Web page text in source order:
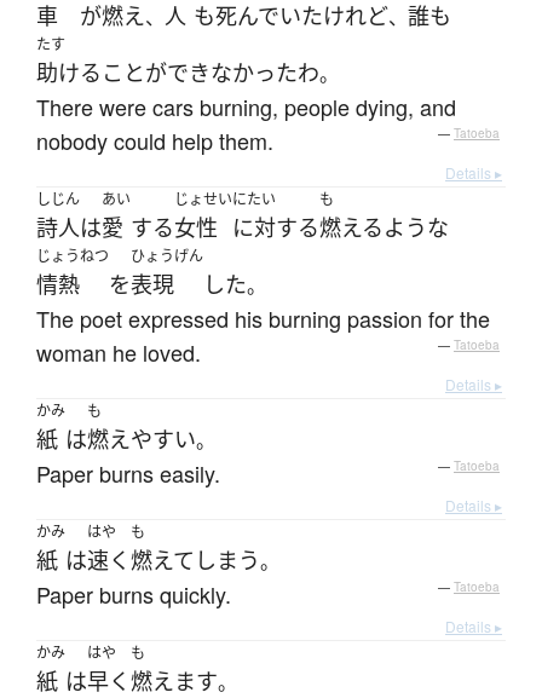
車 が燃え、 人 も死んでいたけれど、 誰も
たす
助ける ことができなかったわ。
There were cars burning, people dying, and
nobody could help them.
— Tatoeba
Details ▸
しじん
詩人は
あい
愛 する
じょせい
女性
にたい
に対する
も
燃えるような
じょうねつ
情熱 を
ひょうげん
表現 した。
The poet expressed his burning passion for the
woman he loved.
— Tatoeba
Details ▸
かみ
紙 は
も
燃えやすい。
Paper burns easily. — Tatoeba
Details ▸
かみ
紙 は
はや
速く
も
燃えて しまう。
Paper burns quickly. — Tatoeba
Details ▸
かみ
紙 は
はや
早く
も
燃えます。